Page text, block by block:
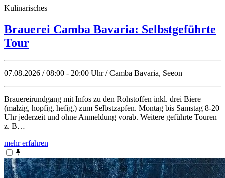
Kulinarisches
Brauerei Camba Bavaria: Selbstgeführte
Tour
07.08.2026 / 08:00 - 20:00 Uhr / Camba Bavaria, Seeon
Brauereirundgang mit Infos zu den Rohstoffen inkl. drei Biere
(malzig, hopfig, hefig,) zum Selbstzapfen. Montag bis Samstag 8-20
Uhr jederzeit und ohne Anmeldung vorab. Weitere geführte Touren
z. B…
mehr erfahren